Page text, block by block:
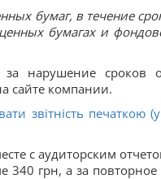
бумаг, в течение
бумагах и
за нарушение сроков
сайте компании.
звітність печаткою
с аудиторским
340 грн, а за